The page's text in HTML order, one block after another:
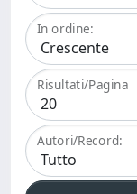
In ordine:
Risultati/Pagina
Autori/Record: